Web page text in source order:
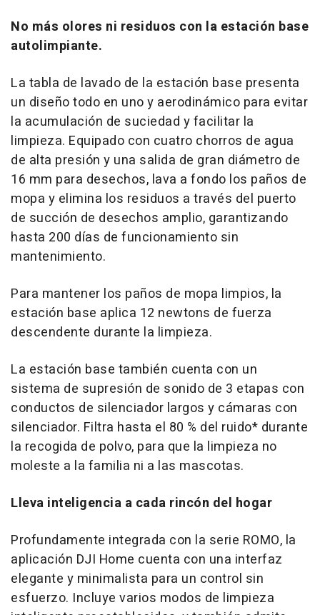
No más olores ni residuos con la estación base
autolimpiante.
La tabla de lavado de la estación base presenta
un diseño todo en uno y aerodinámico para evitar
la acumulación de suciedad y facilitar la
limpieza. Equipado con cuatro chorros de agua
de alta presión y una salida de gran diámetro de
16 mm para desechos, lava a fondo los paños de
mopa y elimina los residuos a través del puerto
de succión de desechos amplio, garantizando
hasta 200 días de funcionamiento sin
mantenimiento.
Para mantener los paños de mopa limpios, la
estación base aplica 12 newtons de fuerza
descendente durante la limpieza.
La estación base también cuenta con un
sistema de supresión de sonido de 3 etapas con
conductos de silenciador largos y cámaras con
silenciador. Filtra hasta el 80 % del ruido* durante
la recogida de polvo, para que la limpieza no
moleste a la familia ni a las mascotas.
Lleva inteligencia a cada rincón del hogar
Profundamente integrada con la serie ROMO, la
aplicación DJI Home cuenta con una interfaz
elegante y minimalista para un control sin
esfuerzo. Incluye varios modos de limpieza